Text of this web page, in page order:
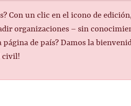
Con un clic en el icono de
organizaciones – sin
de país? Damos la
civil!